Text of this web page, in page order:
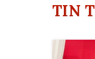
TIN